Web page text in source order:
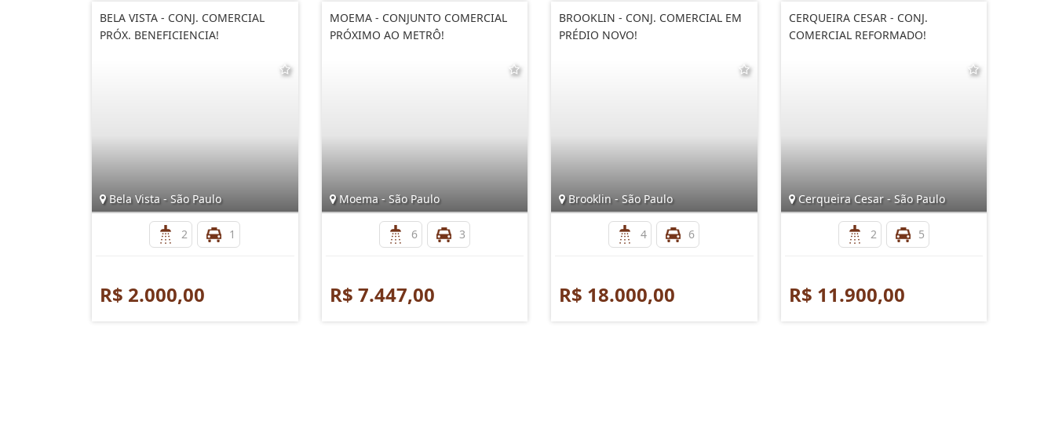
BELA VISTA - CONJ. COMERCIAL
PRÓX. BENEFICIENCIA!
Bela Vista - São Paulo
2 1
R$ 2.000,00
MOEMA - CONJUNTO COMERCIAL
PRÓXIMO AO METRÔ!
Moema - São Paulo
6 3
R$ 7.447,00
BROOKLIN - CONJ. COMERCIAL EM
PRÉDIO NOVO!
Brooklin - São Paulo
4 6
R$ 18.000,00
CERQUEIRA CESAR - CONJ.
COMERCIAL REFORMADO!
Cerqueira Cesar - São Paulo
2 5
R$ 11.900,00